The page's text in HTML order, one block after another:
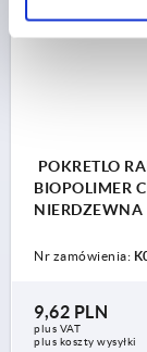
POKRETLO
BIOPOLIMER
NIERDZEWNA
Nr zamówienia:
9,62 PLN
plus VAT
plus koszty wysyłki